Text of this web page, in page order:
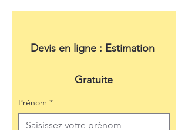
Devis en ligne : Estimation
Gratuite
Prénom *